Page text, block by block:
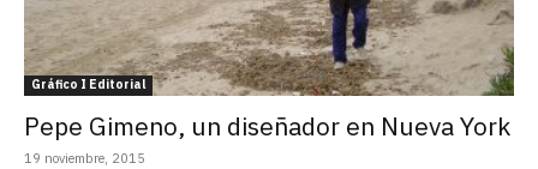
Gráfico I Editorial
Pepe Gimeno, un diseñador en Nueva York
19 noviembre, 2015